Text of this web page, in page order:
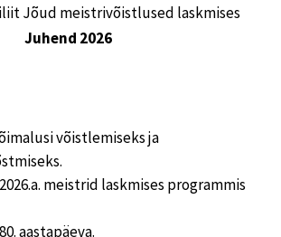
Jõud meistrivõistlused laskmises
Juhend 2026
võistlemiseks ja
meistrid laskmises programmis
aastapäeva.